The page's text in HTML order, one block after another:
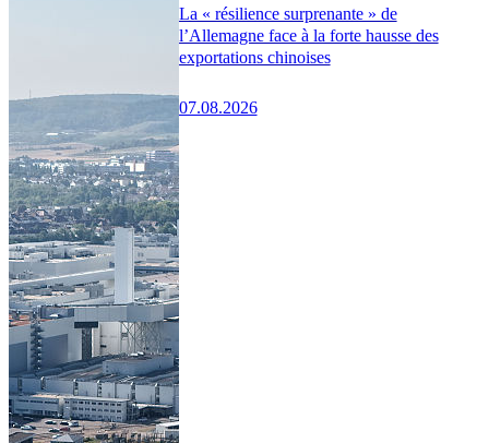
La « résilience surprenante » de
l’Allemagne face à la forte hausse des
exportations chinoises
07.08.2026